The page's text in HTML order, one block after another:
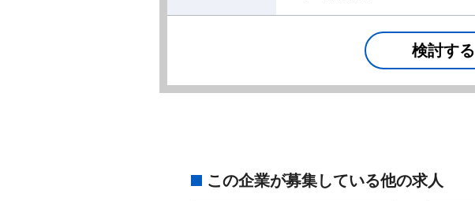
検討する
この企業が募集している他の求人